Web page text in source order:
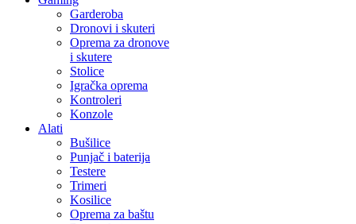
Garderoba
Dronovi i skuteri
Oprema za dronove
i skutere
Stolice
Igračka oprema
Kontroleri
Konzole
Alati
Bušilice
Punjač i baterija
Testere
Trimeri
Kosilice
Oprema za baštu